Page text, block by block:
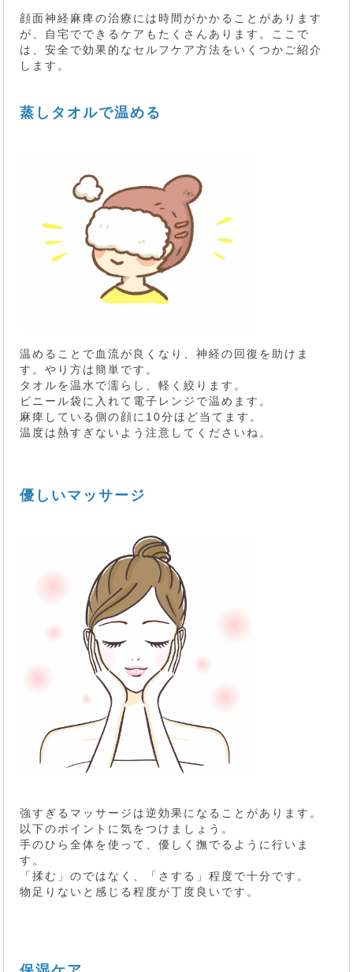
顔面神経麻痺の治療には時間がかかることがあります
が、自宅でできるケアもたくさんあります。ここで
は、安全で効果的なセルフケア方法をいくつかご紹介
します。
蒸しタオルで温める
温めることで血流が良くなり、神経の回復を助けま
す。やり方は簡単です。
タオルを温水で濡らし、軽く絞ります。
ビニール袋に入れて電子レンジで温めます。
麻痺している側の顔に10分ほど当てます。
温度は熱すぎないよう注意してくださいね。
優しいマッサージ
強すぎるマッサージは逆効果になることがあります。
以下のポイントに気をつけましょう。
手のひら全体を使って、優しく撫でるように行いま
す。
「揉む」のではなく、「さする」程度で十分です。
物足りないと感じる程度が丁度良いです。